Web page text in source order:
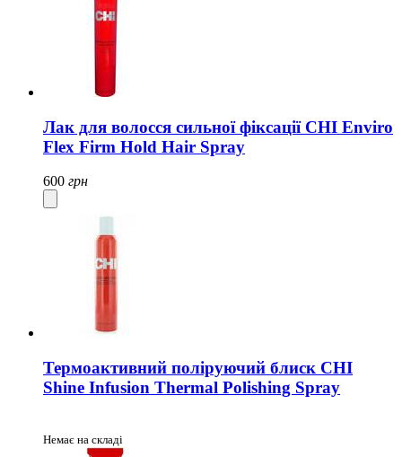
Лак для волосся сильної фіксації CHI Enviro
Flex Firm Hold Hair Spray
600 грн
Термоактивний поліруючий блиск CHI
Shine Infusion Thermal Polishing Spray
Немає на складі